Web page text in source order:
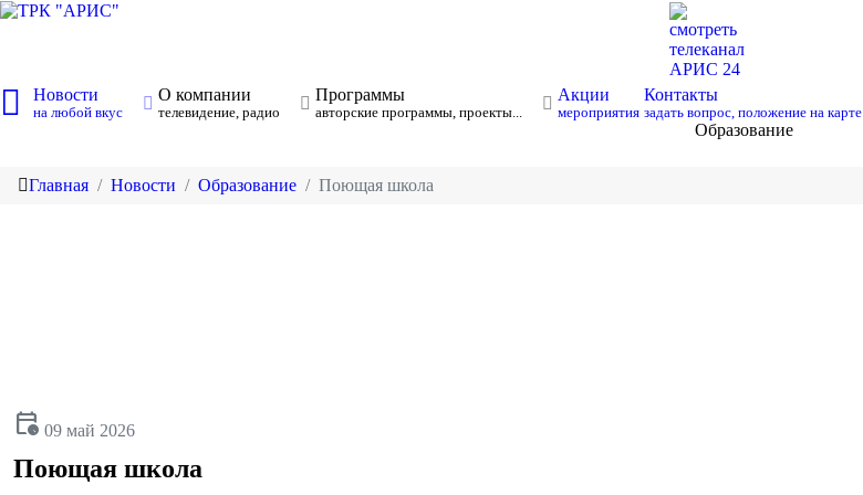
смотреть
телеканал
АРИС 24
Новости
на любой вкус
О компании
телевидение, радио
Программы
авторские программы, проекты...
Акции
мероприятия
Контакты
задать вопрос, положение на карте
Образование
Главная Новости Образование Поющая школа
calendar_clock 09 май 2026
Поющая школа